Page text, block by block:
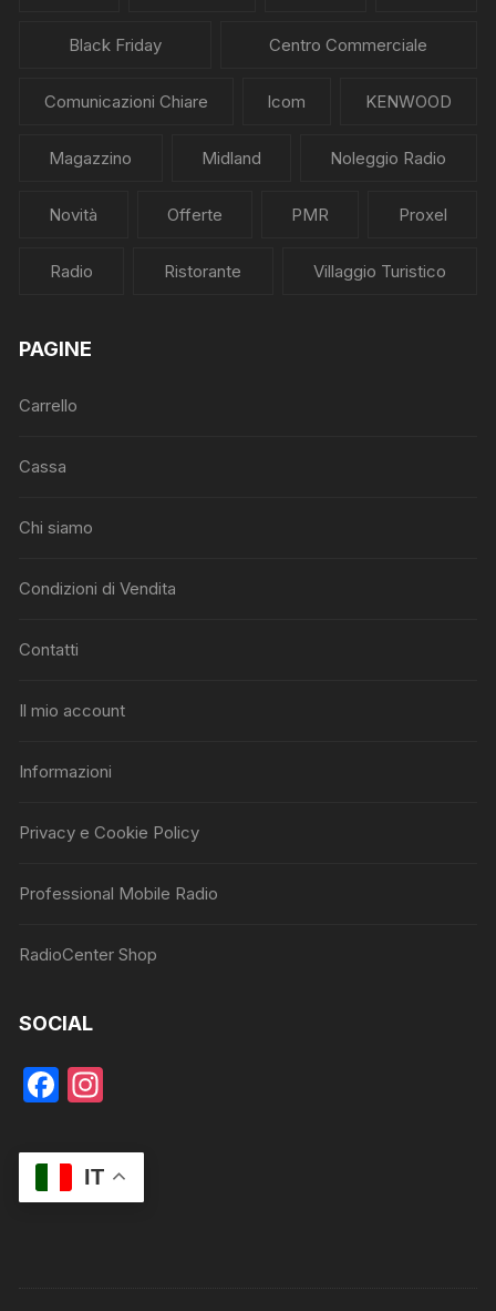
Black Friday Centro Commerciale
Comunicazioni Chiare Icom KENWOOD
Magazzino Midland Noleggio Radio
Novità Offerte PMR Proxel
Radio Ristorante Villaggio Turistico
PAGINE
Carrello
Cassa
Chi siamo
Condizioni di Vendita
Contatti
Il mio account
Informazioni
Privacy e Cookie Policy
Professional Mobile Radio
RadioCenter Shop
SOCIAL
F
c
e
a
gr
IT